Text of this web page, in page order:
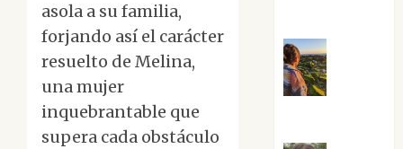
asola a su familia,
forjando así el carácter
resuelto de Melina,
una mujer
inquebrantable que
supera cada obstáculo